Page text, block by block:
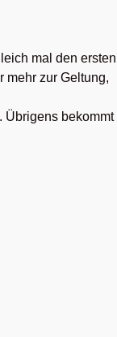
mal den ersten
mehr zur Geltung,
Übrigens bekommt